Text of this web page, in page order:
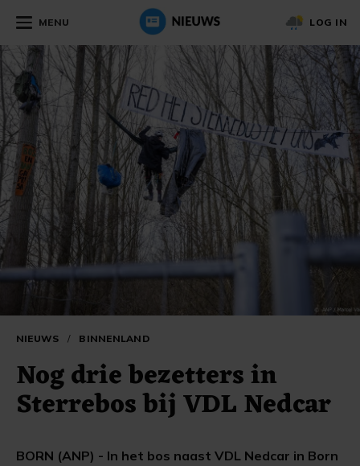
MENU LOG IN
NIEUWS / BINNENLAND
Nog drie bezetters in
Sterrebos bij VDL Nedcar
BORN (ANP) - In het bos naast VDL Nedcar in Born